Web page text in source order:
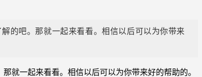
的吧。那就一起来看看。相信以后可以为你带来
就一起来看看。相信以后可以为你带来好的帮助的。